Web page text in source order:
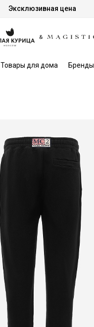
Эксклюзивная цена
Товары для дома Бренды